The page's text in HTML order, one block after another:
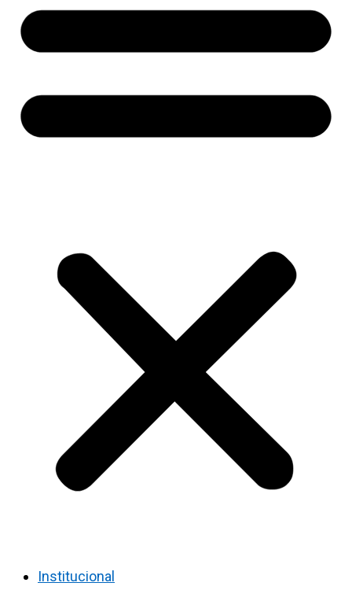
Institucional